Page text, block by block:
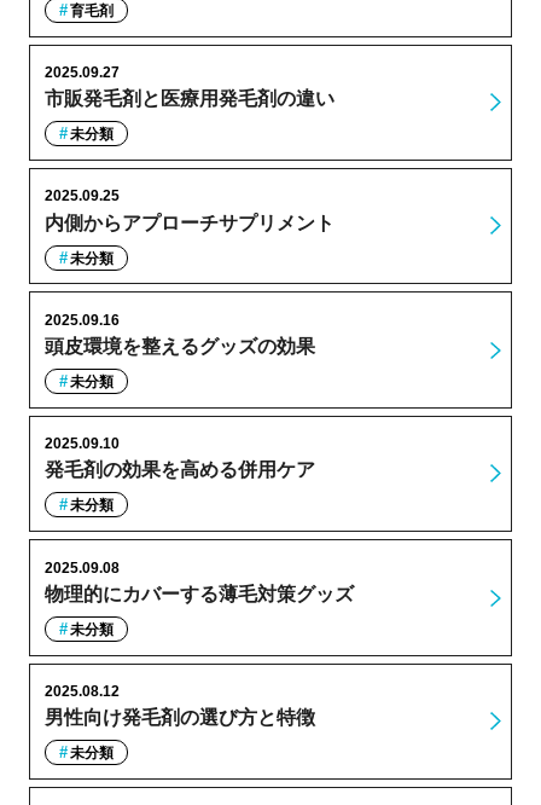
育毛剤
市販発毛剤と医療用発毛剤の違い
2025.09.27
未分類
内側からアプローチサプリメント
2025.09.25
未分類
頭皮環境を整えるグッズの効果
2025.09.16
未分類
発毛剤の効果を高める併用ケア
2025.09.10
未分類
物理的にカバーする薄毛対策グッズ
2025.09.08
未分類
男性向け発毛剤の選び方と特徴
2025.08.12
未分類